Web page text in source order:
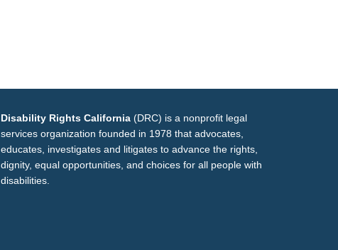
Disability Rights California (DRC) is a nonprofit legal
services organization founded in 1978 that advocates,
educates, investigates and litigates to advance the rights,
dignity, equal opportunities, and choices for all people with
disabilities.